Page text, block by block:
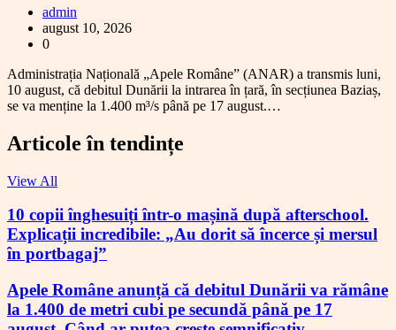
admin
august 10, 2026
0
Administrația Națională „Apele Române” (ANAR) a transmis luni,
10 august, că debitul Dunării la intrarea în țară, în secțiunea Baziaș,
se va menține la 1.400 m³/s până pe 17 august.…
Articole în tendințe
View All
10 copii înghesuiți într-o mașină după afterschool.
Explicații incredibile: „Au dorit să încerce și mersul
în portbagaj”
Apele Române anunță că debitul Dunării va rămâne
la 1.400 de metri cubi pe secundă până pe 17